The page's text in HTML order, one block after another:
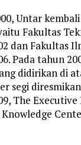
Untar
Fakultas
dan Fakultas
Pada tahun
didirikan di
segi
The Executive